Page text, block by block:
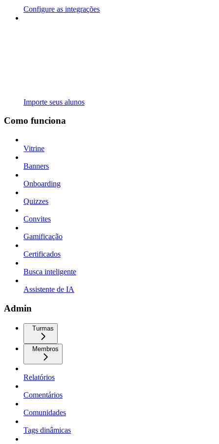
Configure as integrações
Importe seus alunos
Como funciona
Vitrine
Banners
Onboarding
Quizzes
Convites
Gamificação
Certificados
Busca inteligente
Assistente de IA
Admin
Turmas
Membros
Relatórios
Comentários
Comunidades
Tags dinâmicas